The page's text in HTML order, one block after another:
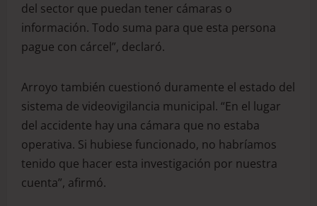
del sector que puedan tener cámaras o
información. Todo suma para que esta persona
pague con cárcel”, declaró.
Arroyo también cuestionó duramente el estado del
sistema de videovigilancia municipal. “En el lugar
del accidente hay una cámara que no estaba
operativa. Si hubiese funcionado, no habríamos
tenido que hacer esta investigación por nuestra
cuenta”, afirmó.